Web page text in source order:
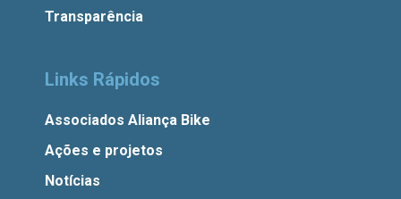
Transparência
Links Rápidos
Associados Aliança Bike
Ações e projetos
Notícias